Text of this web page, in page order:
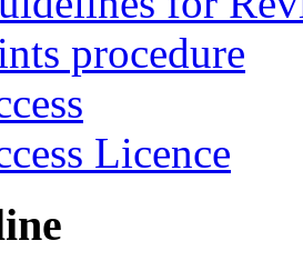
procedure
Licence